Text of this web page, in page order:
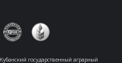
государственный аграрный